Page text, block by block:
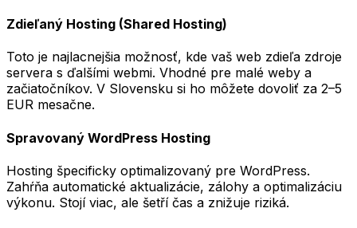
Zdieľaný Hosting (Shared Hosting)
Toto je najlacnejšia možnosť, kde vaš web zdieľa zdroje
servera s ďalšími webmi. Vhodné pre malé weby a
začiatočníkov. V Slovensku si ho môžete dovoliť za 2–5
EUR mesačne.
Spravovaný WordPress Hosting
Hosting špecificky optimalizovaný pre WordPress.
Zahŕňa automatické aktualizácie, zálohy a optimalizáciu
výkonu. Stojí viac, ale šetří čas a znižuje riziká.